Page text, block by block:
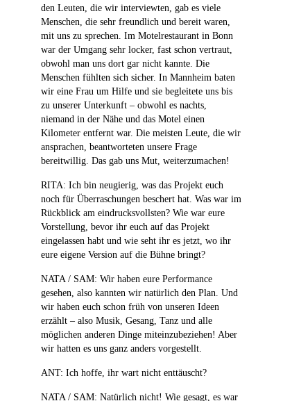
den Leuten, die wir interviewten, gab es viele
Menschen, die sehr freundlich und bereit waren,
mit uns zu sprechen. Im Motelrestaurant in Bonn
war der Umgang sehr locker, fast schon vertraut,
obwohl man uns dort gar nicht kannte. Die
Menschen fühlten sich sicher. In Mannheim baten
wir eine Frau um Hilfe und sie begleitete uns bis
zu unserer Unterkunft – obwohl es nachts,
niemand in der Nähe und das Motel einen
Kilometer entfernt war. Die meisten Leute, die wir
ansprachen, beantworteten unsere Frage
bereitwillig. Das gab uns Mut, weiterzumachen!
RITA: Ich bin neugierig, was das Projekt euch
noch für Überraschungen beschert hat. Was war im
Rückblick am eindrucksvollsten? Wie war eure
Vorstellung, bevor ihr euch auf das Projekt
eingelassen habt und wie seht ihr es jetzt, wo ihr
eure eigene Version auf die Bühne bringt?
NATA / SAM: Wir haben eure Performance
gesehen, also kannten wir natürlich den Plan. Und
wir haben euch schon früh von unseren Ideen
erzählt – also Musik, Gesang, Tanz und alle
möglichen anderen Dinge miteinzubeziehen! Aber
wir hatten es uns ganz anders vorgestellt.
ANT: Ich hoffe, ihr wart nicht enttäuscht?
NATA / SAM: Natürlich nicht! Wie gesagt, es war